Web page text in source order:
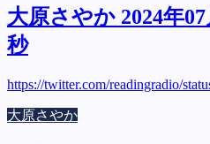
大原さやか 2024年
秒
https://twitter.com/readingradio/
大原さやか